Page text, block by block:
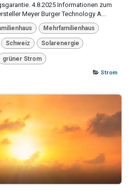
4.8.2025 Informationen zum
Meyer Burger Technology A...
Mehrfamilienhaus
Schweiz Solarenergie
grüner Strom
Strom